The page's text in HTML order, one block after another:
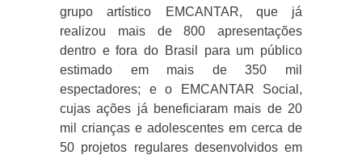
grupo artístico EMCANTAR, que já
realizou mais de 800 apresentações
dentro e fora do Brasil para um público
estimado em mais de 350 mil
espectadores; e o EMCANTAR Social,
cujas ações já beneficiaram mais de 20
mil crianças e adolescentes em cerca de
50 projetos regulares desenvolvidos em